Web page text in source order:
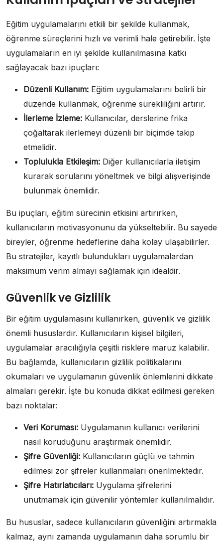
Eğitim uygulamalarını etkili bir şekilde kullanmak,
öğrenme süreçlerini hızlı ve verimli hale getirebilir. İşte
uygulamaların en iyi şekilde kullanılmasına katkı
sağlayacak bazı ipuçları:
Düzenli Kullanım: Eğitim uygulamalarını belirli bir
düzende kullanmak, öğrenme sürekliliğini artırır.
İlerleme İzleme: Kullanıcılar, derslerine frika
çoğaltarak ilerlemeyi düzenli bir biçimde takip
etmelidir.
Toplulukla Etkileşim: Diğer kullanıcılarla iletişim
kurarak sorularını yöneltmek ve bilgi alışverişinde
bulunmak önemlidir.
Bu ipuçları, eğitim sürecinin etkisini artırırken,
kullanıcıların motivasyonunu da yükseltebilir. Bu sayede
bireyler, öğrenme hedeflerine daha kolay ulaşabilirler.
Bu stratejiler, kayıtlı bulundukları uygulamalardan
maksimum verim almayı sağlamak için idealdir.
Güvenlik ve Gizlilik
Bir eğitim uygulamasını kullanırken, güvenlik ve gizlilik
önemli hususlardır. Kullanıcıların kişisel bilgileri,
uygulamalar aracılığıyla çeşitli risklere maruz kalabilir.
Bu bağlamda, kullanıcıların gizlilik politikalarını
okumaları ve uygulamanın güvenlik önlemlerini dikkate
almaları gerekir. İşte bu konuda dikkat edilmesi gereken
bazı noktalar:
Veri Koruması: Uygulamanın kullanıcı verilerini
nasıl koruduğunu araştırmak önemlidir.
Şifre Güvenliği: Kullanıcıların güçlü ve tahmin
edilmesi zor şifreler kullanmaları önerilmektedir.
Şifre Hatırlatıcıları: Uygulama şifrelerini
unutmamak için güvenilir yöntemler kullanılmalıdır.
Bu hususlar, sadece kullanıcıların güvenliğini artırmakla
kalmaz, aynı zamanda uygulamanın daha sorumlu bir